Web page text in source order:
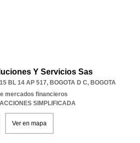
Y Servicios Sas
BL 14 AP 517, BOGOTA D C, BOGOTA
mercados financieros
SIMPLIFICADA
Ver en mapa